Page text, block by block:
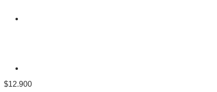
$12.900